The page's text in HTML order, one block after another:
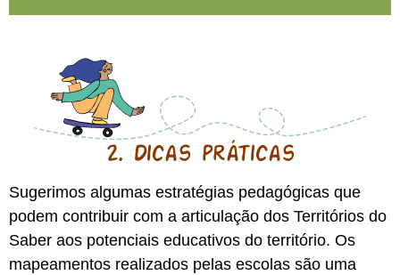
2. Dicas práticas
Sugerimos algumas estratégias pedagógicas que
podem contribuir com a articulação dos Territórios do
Saber aos potenciais educativos do território. Os
mapeamentos realizados pelas escolas são uma